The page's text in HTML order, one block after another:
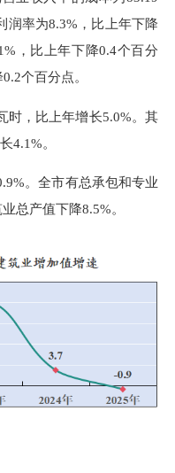
润率为8.3%，比上年下降
，比上年下降0.4个百分
个百分点。
，比上年增长5.0%。其
4.1%。
。全市有总承包和专业
总产值下降8.5%。